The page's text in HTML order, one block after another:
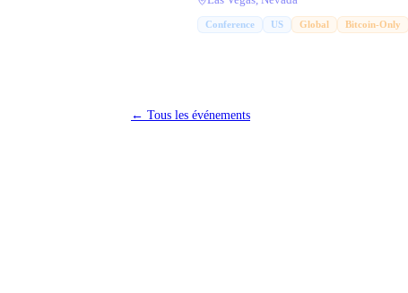
Conference US Global Bitcoin-Only
← Tous les événements